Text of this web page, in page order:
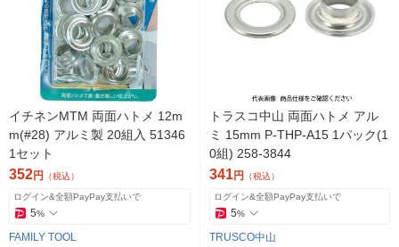
イチネンMTM 両面ハトメ 12m
m(#28) アルミ製 20組入 51346
1セット
352円 （税込）
ログイン&全額PayPay支払いで
5%
FAMILY TOOL
トラスコ中山 両面ハトメ アル
ミ 15mm P-THP-A15 1パック(1
0組) 258-3844
341円 （税込）
ログイン&全額PayPay支払いで
5%
TRUSCO中山